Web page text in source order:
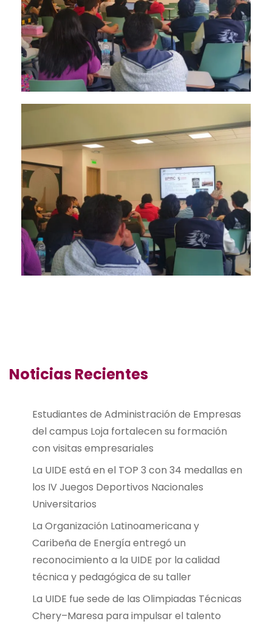
Noticias Recientes
Estudiantes de Administración de Empresas
del campus Loja fortalecen su formación
con visitas empresariales
La UIDE está en el TOP 3 con 34 medallas en
los IV Juegos Deportivos Nacionales
Universitarios
La Organización Latinoamericana y
Caribeña de Energía entregó un
reconocimiento a la UIDE por la calidad
técnica y pedagógica de su taller
La UIDE fue sede de las Olimpiadas Técnicas
Chery–Maresa para impulsar el talento